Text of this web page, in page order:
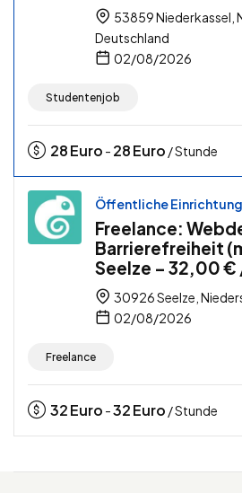
53859 Niederkassel,
Deutschland
02/08/2026
Studentenjob
28Euro - 28Euro / Stunde
Öffentliche
Freelance:
Barrierefreiheit
Seelze – 32,00 €
30926 Seelze,
02/08/2026
Freelance
32Euro -32Euro / Stunde